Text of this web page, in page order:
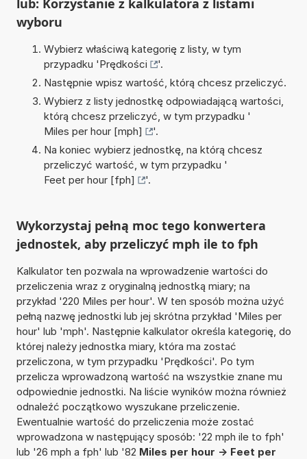
wyboru
Wybierz właściwą kategorię z listy, w tym
przypadku 'Prędkości
'.
Następnie wpisz wartość, którą chcesz przeliczyć.
Wybierz z listy jednostkę odpowiadającą wartości,
którą chcesz przeliczyć, w tym przypadku '
Miles per hour [mph]
'.
Na koniec wybierz jednostkę, na którą chcesz
przeliczyć wartość, w tym przypadku '
Feet per hour [fph]
'.
Wykorzystaj pełną moc tego konwertera
jednostek, aby przeliczyć mph ile to fph
Kalkulator ten pozwala na wprowadzenie wartości do
przeliczenia wraz z oryginalną jednostką miary; na
przykład '220 Miles per hour'. W ten sposób można użyć
pełną nazwę jednostki lub jej skrótna przykład 'Miles per
hour' lub 'mph'. Następnie kalkulator określa kategorię, do
której należy jednostka miary, która ma zostać
przeliczona, w tym przypadku 'Prędkości'. Po tym
przelicza wprowadzoną wartość na wszystkie znane mu
odpowiednie jednostki. Na liście wyników można również
odnaleźć początkowo wyszukane przeliczenie.
Ewentualnie wartość do przeliczenia może zostać
wprowadzona w następujący sposób: '22 mph ile to fph'
lub '26 mph a fph' lub '82 Miles per hour -> Feet per